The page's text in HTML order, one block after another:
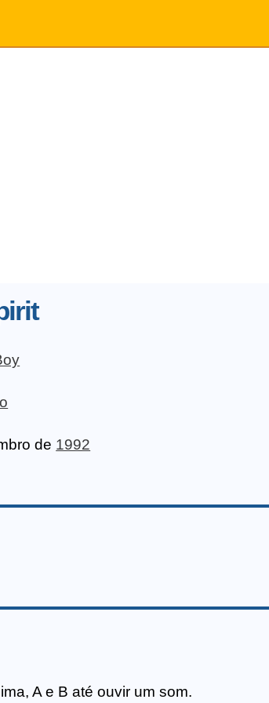
de 1992
A e B até ouvir um som.